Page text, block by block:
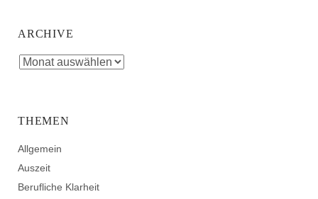
ARCHIVE
THEMEN
Allgemein
Auszeit
Berufliche Klarheit